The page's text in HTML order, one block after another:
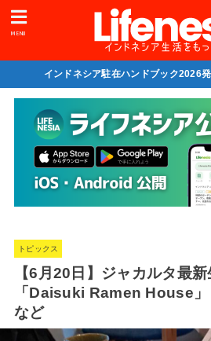
MENU
インドネシア駐在ハンドブック2026
トピックス
【6月20日】ジャカルタ最新
「Daisuki Ramen House
など